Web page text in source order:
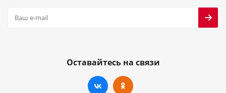
Оставайтесь на связи